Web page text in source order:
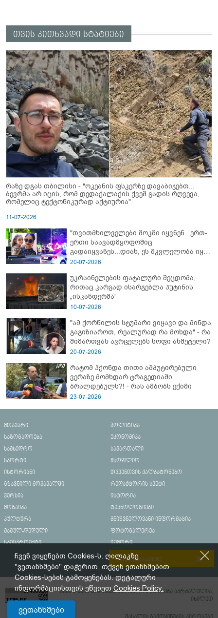
თვის კითხვადი სტატიები
რაზე დგას თბილისი - "ოკეანის ფსკერზე დავაბიჯებთ...
ბევრმა არ იცის, რომ დედაქალაქის ქვეშ გადის რღვევა,
რომელიც ტექტონიკურად აქტიურია"
11-07-2026
"თვითმხილველები შოკში იყვნენ...ერთ-
ერთი საავადმყოფოშიც
გადაიყვანეს...დიახ, ეს მკვლელობა იყო"
- გორში დატრიალებული ტრაგედიის
20-07-2026
უკრაინელების ფატალური შეცდომა,
რითაც კარგად ისარგებლა პუტინის
„ისკანდერმა“
10-07-2026
"ამ ქორწილის სტუმარი ვიყავი და მინდა
გაგიზიაროთ, რეალურად რა მოხდა" - რა
მიმართვას ავრცელებს სოფი ახმეტელი?
20-07-2026
რატომ ჰქონდა თითი ამპუტირებული
ვერაზე მომხდარ ტრაგედიაში
ბრალდებულს?! - რას ამბობს ექიმი
23-07-2026
მთავარი
პოლიტიკა
საზოგადოება
ეკონომიკა
სამხედრო
სამართალი
სპორტი
მსოფლიო
ისტორიანი
თქვენთვის ქალბატონებო
გზავნილი მომავალში
რედაქტორის სვეტი
ვერსია
ისტორია
მოზაიკა
ტექნოლოგიები
კულტურა
მნიშვნელოვანი ინფორმაცია
მამულ-დედული
ფოტოგალერეა
სპეცპროექტი
იუმორი
რეკლამა საიტზე
მასალების გადაბეჭდვა/რეპროდუცირება აკრძალულია,
იხილეთ
ჩვენ ვიყენებთ Cookies-ს. ღილაკზე
"ვეთანხმები" დაჭერით, თქვენ ეთანხმებით
Cookies-სების გამოყენებას. დეტალური
ინფორმაციისთვის ეწვიეთCookies Policy.
ვეთანხმები